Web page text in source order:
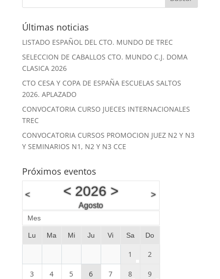
Últimas noticias
LISTADO ESPAÑOL DEL CTO. MUNDO DE TREC
SELECCION DE CABALLOS CTO. MUNDO C.J. DOMA
CLASICA 2026
CTO CESA Y COPA DE ESPAÑA ESCUELAS SALTOS
2026. APLAZADO
CONVOCATORIA CURSO JUECES INTERNACIONALES
TREC
CONVOCATORIA CURSOS PROMOCION JUEZ N2 Y N3
Y SEMINARIOS N1, N2 Y N3 CCE
Próximos eventos
< < 2026>
Agosto
>
Mes
Lu Ma Mi Ju Vi Sa Do
1 2
3 4 5 6 7 8 9